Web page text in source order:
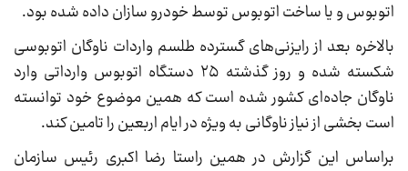
اتوبوس و یا ساخت اتوبوس توسط خودرو سازان داده شده بود.
بالاخره بعد از رایزنی‌های گسترده طلسم واردات ناوگان اتوبوسی
شکسته شده و روز گذشته ۲۵ دستگاه اتوبوس وارداتی وارد
ناوگان جاده‌ای کشور شده است که همین موضوع خود توانسته
است بخشی از نیاز ناوگانی به ویژه در ایام اربعین را تامین کند.
براساس این گزارش در همین راستا رضا اکبری رئیس سازمان